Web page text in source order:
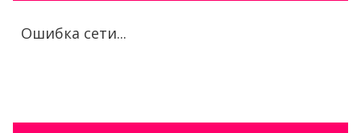
Ошибка сети...